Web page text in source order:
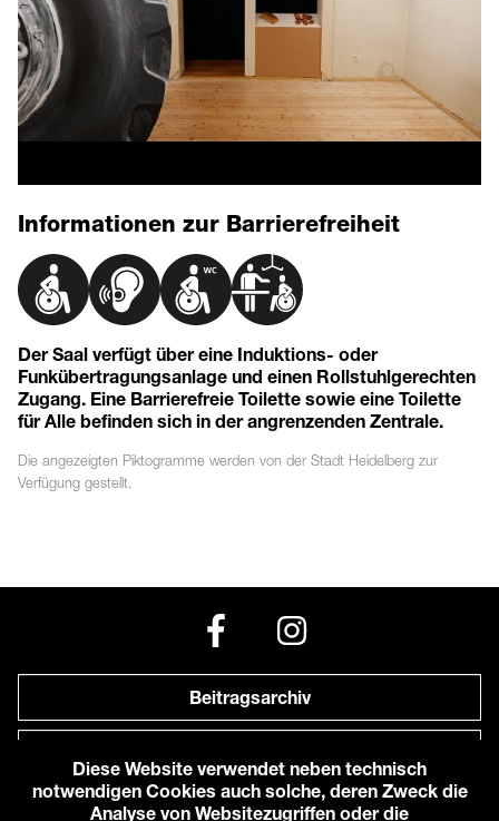
Informationen zur Barrierefreiheit
Der Saal verfügt über eine Induktions- oder
Funkübertragungsanlage und einen Rollstuhlgerechten
Zugang. Eine Barrierefreie Toilette sowie eine Toilette
für Alle befinden sich in der angrenzenden Zentrale.
Die angezeigten Piktogramme werden von der Stadt Heidelberg zur
Verfügung gestellt.
Beitragsarchiv
Anfahrt zu uns
Diese Website verwendet neben technisch
notwendigen Cookies auch solche, deren Zweck die
Analyse von Websitezugriffen oder die